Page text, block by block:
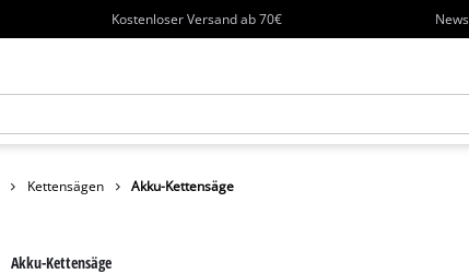
Kostenloser Versand ab 70€
Kettensägen Akku-Kettensäge
Akku-Kettensäge